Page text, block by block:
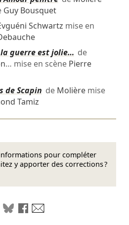
Guy Bousquet
Schwartz mise en
la guerre est jolie… de
… mise en scène Pierre
de Scapin de Molièremise
Tamiz
pour compléter
y apporter des corrections ?
le liensur LinkedIn
Partager sur Mastodon
Partager sur Bluesky
Partager sur Facebook